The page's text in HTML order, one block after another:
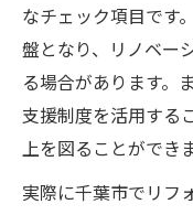
なチェック項目です
盤となり、リノベー
る場合があります。
支援制度を活用する
上を図ることができ
実際に千葉市でリフ